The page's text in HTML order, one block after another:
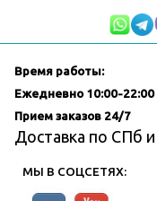
Время работы:
Ежедневно 10:00-
Прием заказов 24/7
Доставка по СПб и
МЫ В СОЦСЕТЯХ: